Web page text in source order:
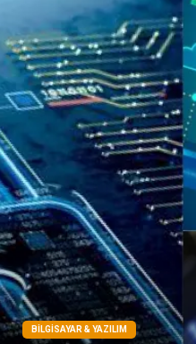
Çocuk Psikolojisi
BILGISAYAR & YAZILIM